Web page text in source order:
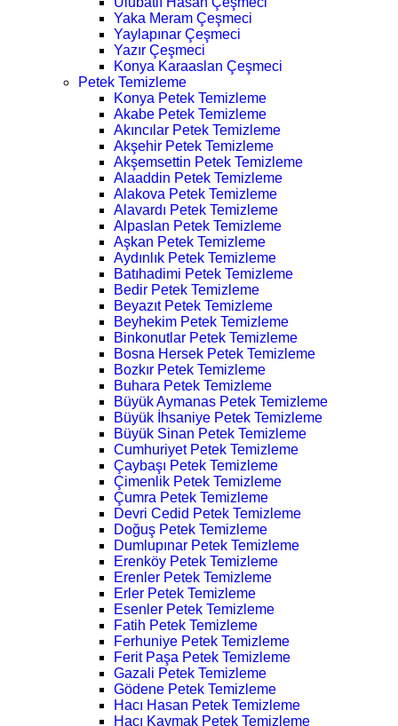
Yaka Meram Çeşmeci
Yaylapınar Çeşmeci
Yazır Çeşmeci
Konya Karaaslan Çeşmeci
Petek Temizleme
Konya Petek Temizleme
Akabe Petek Temizleme
Akıncılar Petek Temizleme
Akşehir Petek Temizleme
Akşemsettin Petek Temizleme
Alaaddin Petek Temizleme
Alakova Petek Temizleme
Alavardı Petek Temizleme
Alpaslan Petek Temizleme
Aşkan Petek Temizleme
Aydınlık Petek Temizleme
Batıhadimi Petek Temizleme
Bedir Petek Temizleme
Beyazıt Petek Temizleme
Beyhekim Petek Temizleme
Binkonutlar Petek Temizleme
Bosna Hersek Petek Temizleme
Bozkır Petek Temizleme
Buhara Petek Temizleme
Büyük Aymanas Petek Temizleme
Büyük İhsaniye Petek Temizleme
Büyük Sinan Petek Temizleme
Cumhuriyet Petek Temizleme
Çaybaşı Petek Temizleme
Çimenlik Petek Temizleme
Çumra Petek Temizleme
Devri Cedid Petek Temizleme
Doğuş Petek Temizleme
Dumlupınar Petek Temizleme
Erenköy Petek Temizleme
Erenler Petek Temizleme
Erler Petek Temizleme
Esenler Petek Temizleme
Fatih Petek Temizleme
Ferhuniye Petek Temizleme
Ferit Paşa Petek Temizleme
Gazali Petek Temizleme
Gödene Petek Temizleme
Hacı Hasan Petek Temizleme
Hacı Kaymak Petek Temizleme